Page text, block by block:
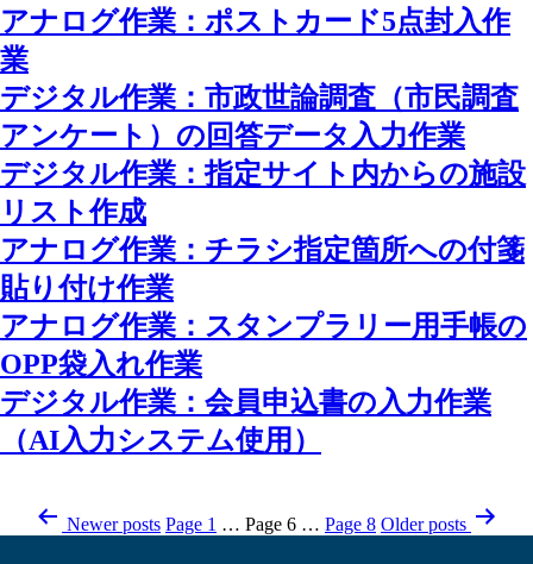
アナログ作業：ポストカード5点封入作
業
デジタル作業：市政世論調査（市民調査
アンケート）の回答データ入力作業
デジタル作業：指定サイト内からの施設
リスト作成
アナログ作業：チラシ指定箇所への付箋
貼り付け作業
アナログ作業：スタンプラリー用手帳の
OPP袋入れ作業
デジタル作業：会員申込書の入力作業
（AI入力システム使用）
Posts
Newerposts Page 1 … Page 6 … Page 8 Olderposts